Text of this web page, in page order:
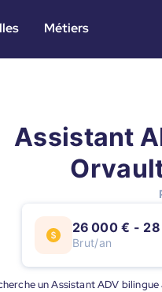
Métiers
Assistant
26 000 € -
Brut/an
un Assistant ADV